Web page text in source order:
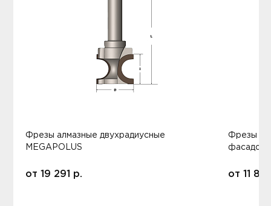
Фрезы алмазные двухрадиусные
MEGAPOLUS
от 19 291 р.
Фрезы
фасадов
от 11